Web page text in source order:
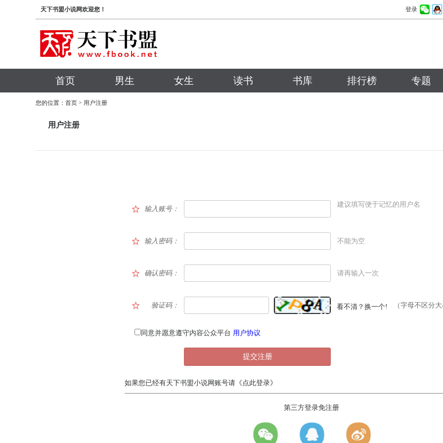
天下书盟小说网欢迎您！ 登录
首页 男生 女生 读书 书库 排行榜 专题
您的位置： 首页 > 用户注册
用户注册
输入账号：
建议填写便于记忆的用户名
输入密码： 不能为空
确认密码： 请再输入一次
验证码： 看不清？换一个! （字母不区分大
同意并愿意遵守内容公众平台 用户协议
提交注册
如果您已经有天下书盟小说网账号请 《点此登录》
第三方登录免注册